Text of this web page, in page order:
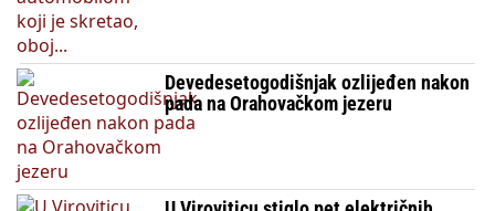
Devedesetogodišnjak ozlijeđen nakon
pada na Orahovačkom jezeru